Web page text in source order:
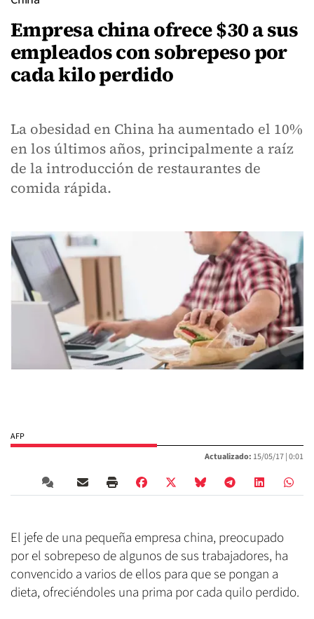
Empresa china ofrece $30 a sus
empleados con sobrepeso por
cada kilo perdido
La obesidad en China ha aumentado el 10%
en los últimos años, principalmente a raíz
de la introducción de restaurantes de
comida rápida.
AFP
Actualizado: 15/05/17 |0:01
El jefe de una pequeña empresa china, preocupado
por el sobrepeso de algunos de sus trabajadores, ha
convencido a varios de ellos para que se pongan a
dieta, ofreciéndoles una prima por cada quilo perdido.